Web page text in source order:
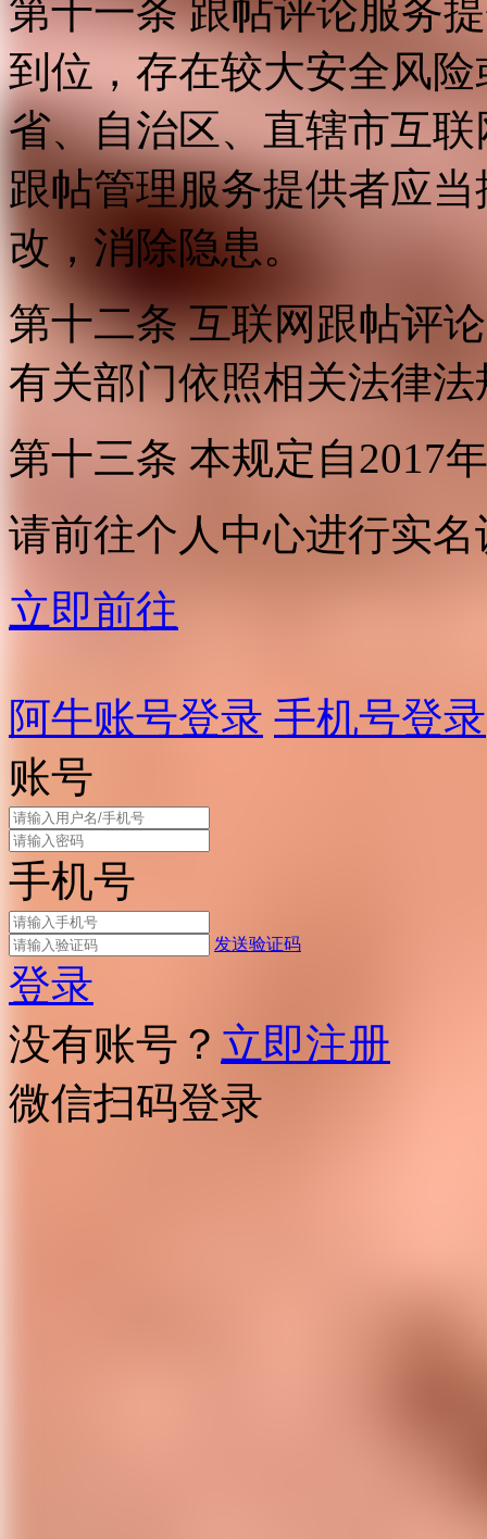
第十一条 跟帖评论服务
到位，存在较大安全风
省、自治区、直辖市互
跟帖管理服务提供者应
改，消除隐患。
第十二条 互联网跟帖评
有关部门依照相关法律
第十三条 本规定自2017
请前往个人中心进行实名
立即前往
阿牛账号登录 手机号登录
账号
手机号
发送验证码
登录
没有账号？ 立即注册
微信扫码登录